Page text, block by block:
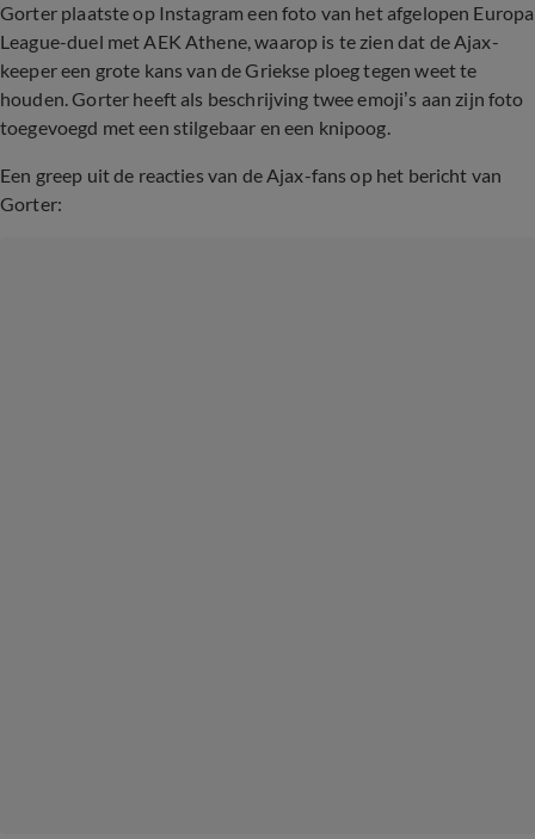
Gorter plaatste op Instagram een foto van het afgelopen Europa
League-duel met AEK Athene, waarop is te zien dat de Ajax-
keeper een grote kans van de Griekse ploeg tegen weet te
houden. Gorter heeft als beschrijving twee emoji’s aan zijn foto
toegevoegd met een stilgebaar en een knipoog.
Een greep uit de reacties van de Ajax-fans op het bericht van
Gorter: